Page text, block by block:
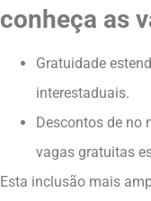
conheça as
Gratuidade
interestaduais.
Descontos de no
vagas gratuitas
Esta inclusão mais